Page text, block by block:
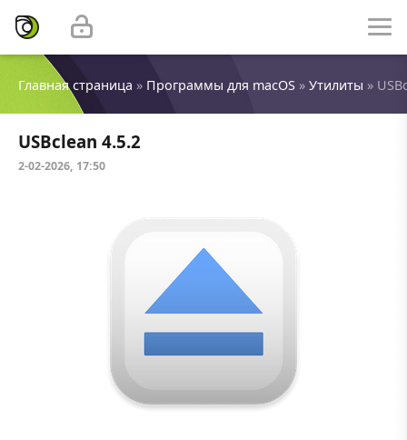
Главная страница » Программы для macOS » Утилиты »
USBclean 4.5.2
2-02-2026, 17:50